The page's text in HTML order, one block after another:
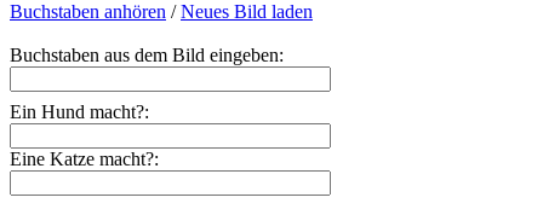
Buchstaben anhören /Neues Bild laden
Buchstaben aus dem Bild eingeben:
Ein Hund macht?:
Eine Katze macht?: